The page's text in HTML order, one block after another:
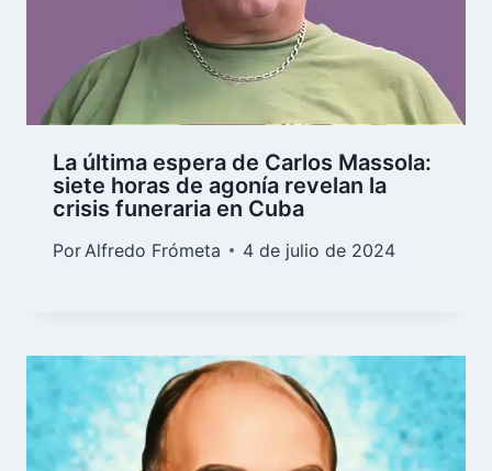
La última espera de Carlos Massola:
siete horas de agonía revelan la
crisis funeraria en Cuba
Por Alfredo Frómeta 4 de julio de 2024